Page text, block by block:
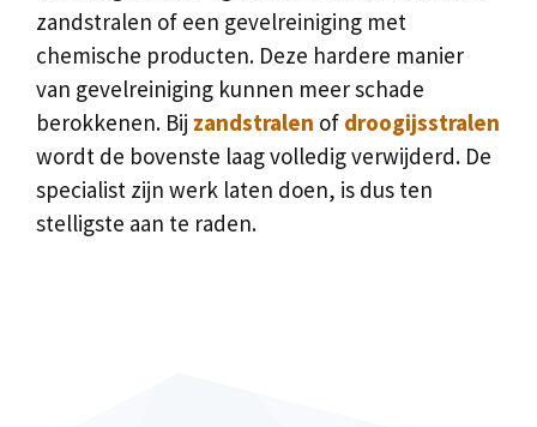
zandstralen of een gevelreiniging met
chemische producten. Deze hardere manier
van gevelreiniging kunnen meer schade
berokkenen. Bij zandstralen of droogijsstralen
wordt de bovenste laag volledig verwijderd. De
specialist zijn werk laten doen, is dus ten
stelligste aan te raden.